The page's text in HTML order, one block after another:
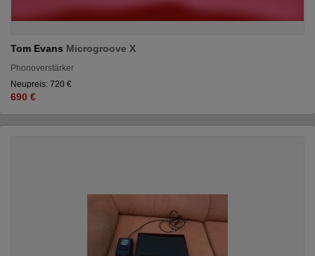
Tom Evans Microgroove X
Phonoverstärker
Neupreis: 720 €
690 €